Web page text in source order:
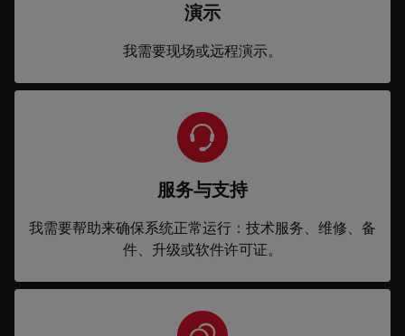
演示
我需要现场或远程演示。
服务与支持
我需要帮助来确保系统正常运行：技术服务、维修、备
件、升级或软件许可证。